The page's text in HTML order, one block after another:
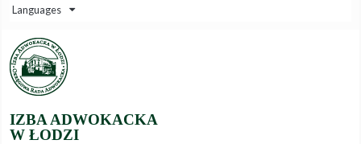
Languages
IZBA ADWOKACKA
W ŁODZI